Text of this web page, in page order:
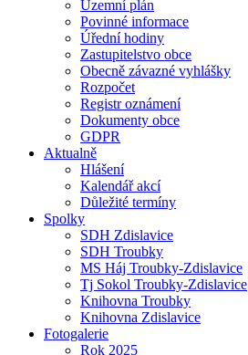
Územní plán
Povinné informace
Úřední hodiny
Zastupitelstvo obce
Obecně závazné vyhlášky
Rozpočet
Registr oznámení
Dokumenty obce
GDPR
Aktualně
Hlášení
Kalendář akcí
Důležité termíny
Spolky
SDH Zdislavice
SDH Troubky
MS Háj Troubky-Zdislavice
Tj Sokol Troubky-Zdislavice
Knihovna Troubky
Knihovna Zdislavice
Fotogalerie
Rok 2025